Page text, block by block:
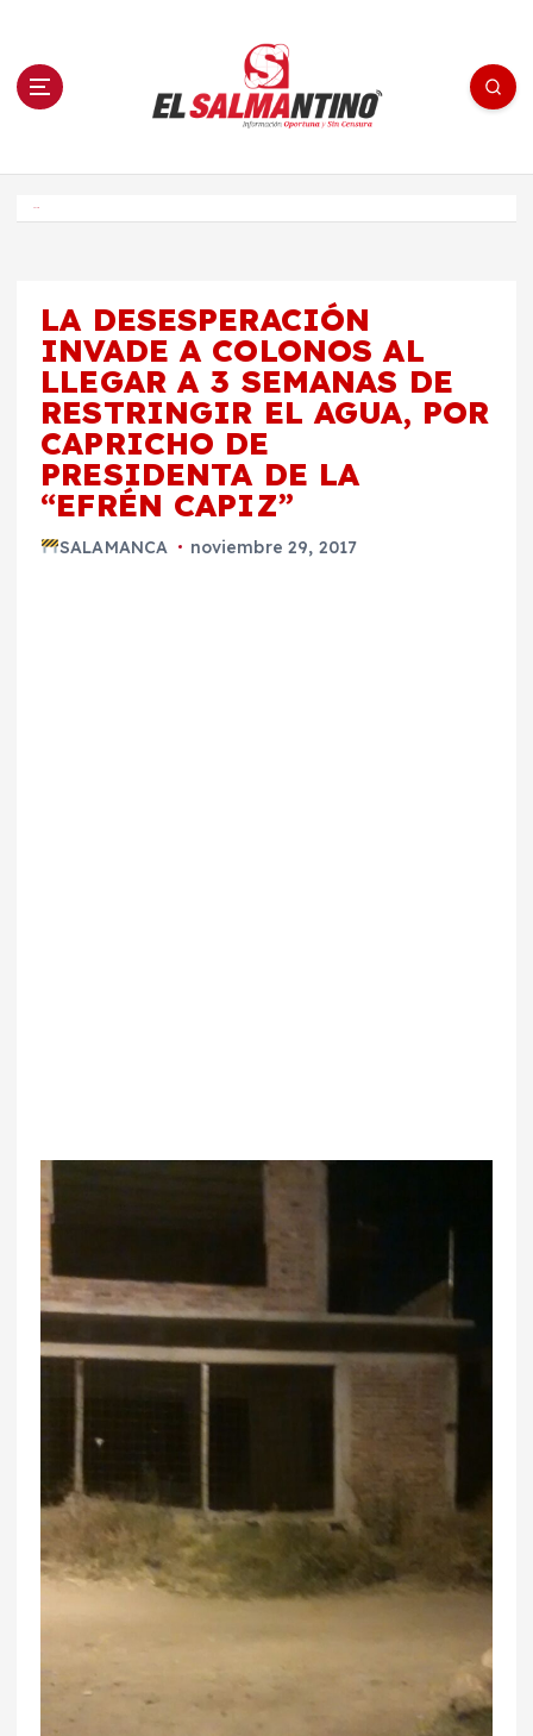
n El Salmantino - medios/noticias/editorial
LA DESESPERACIÓN
INVADE A COLONOS AL
LLEGAR A 3 SEMANAS DE
RESTRINGIR EL AGUA, POR
CAPRICHO DE
PRESIDENTA DE LA
“EFRÉN CAPIZ”
SALAMANCA noviembre 29, 2017